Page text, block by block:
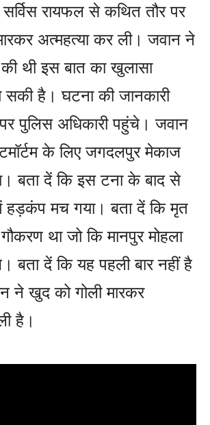
रायफल से कथित तौर पर
अत्महत्या कर ली। जवान ने
थी इस बात का खुलासा
है। घटना की जानकारी
पुलिस अधिकारी पहुंचे। जवान
के लिए जगदलपुर मेकाज
बता दें कि इस टना के बाद से
हड़कंप मच गया। बता दें कि मृत
था जो कि मानपुर मोहला
बता दें कि यह पहली बार नहीं है
ने खुद को गोली मारकर
है।